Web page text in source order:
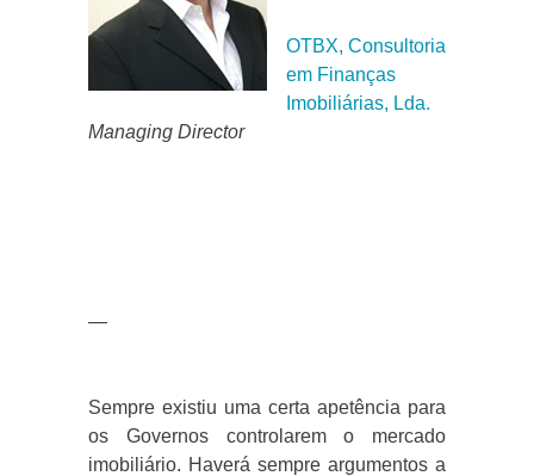
OTBX, Consultoria
em Finanças
Imobiliárias, Lda.
Managing Director
—
Sempre existiu uma certa apetência para
os Governos controlarem o mercado
imobiliário. Haverá sempre argumentos a